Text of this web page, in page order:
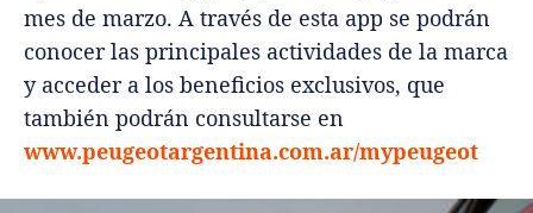
mes de marzo. A través de esta app se podrán
conocer las principales actividades de la marca
y acceder a los beneficios exclusivos, que
también podrán consultarse en
www.peugeotargentina.com.ar/mypeugeot